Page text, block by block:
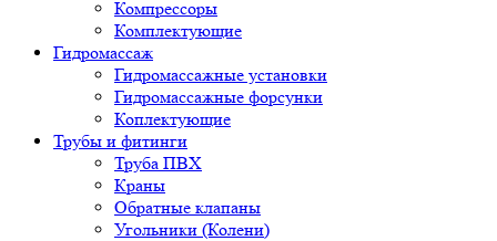
Компрессоры
Комплектующие
Гидромассаж
Гидромассажные установки
Гидромассажные форсунки
Коплектующие
Трубы и фитинги
Труба ПВХ
Краны
Обратные клапаны
Угольники (Колени)